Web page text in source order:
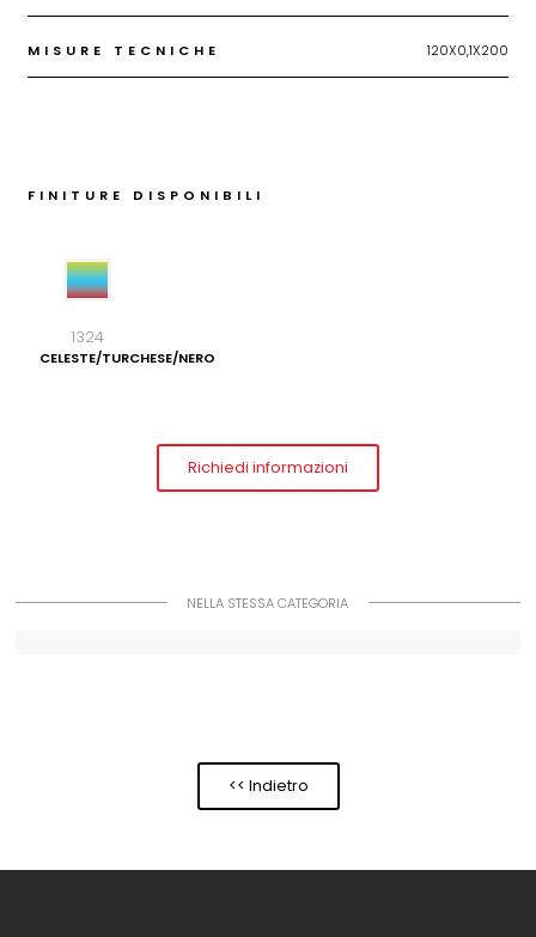
MISURE TECNICHE 120X0,1X200
FINITURE DISPONIBILI
1324
CELESTE/TURCHESE/NERO
Richiedi informazioni
NELLA STESSA CATEGORIA
<< Indietro